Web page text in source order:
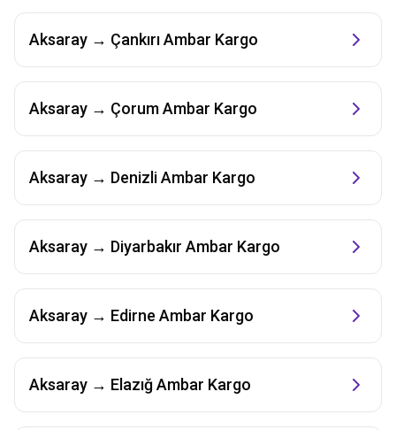
Aksaray → ÇankırıAmbar Kargo
Aksaray → ÇorumAmbar Kargo
Aksaray → DenizliAmbar Kargo
Aksaray → Diyarbakır Ambar Kargo
Aksaray → Edirne Ambar Kargo
Aksaray → ElazığAmbar Kargo